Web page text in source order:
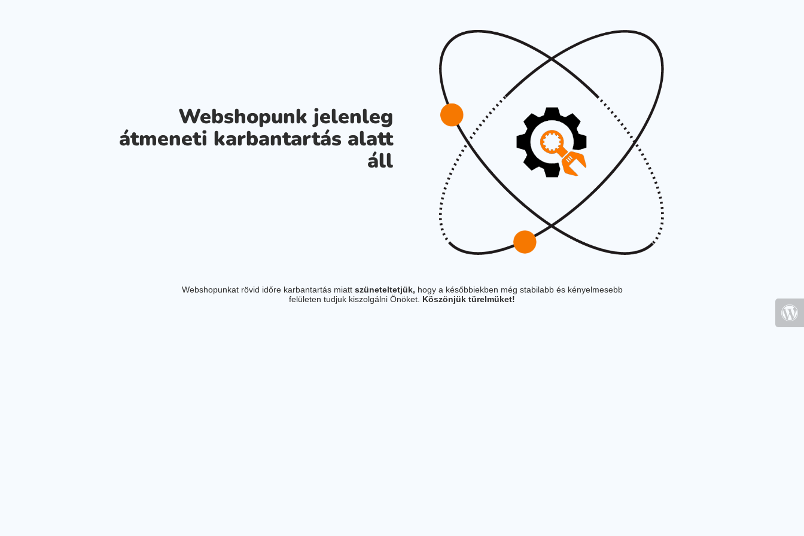
Webshopunk jelenleg
átmeneti karbantartás alatt
áll
Webshopunkat rövid időre karbantartás miatt szüneteltetjük, hogy a későbbiekben még stabilabb és kényelmesebb
felületen tudjuk kiszolgálni Önöket. Köszönjük türelmüket!